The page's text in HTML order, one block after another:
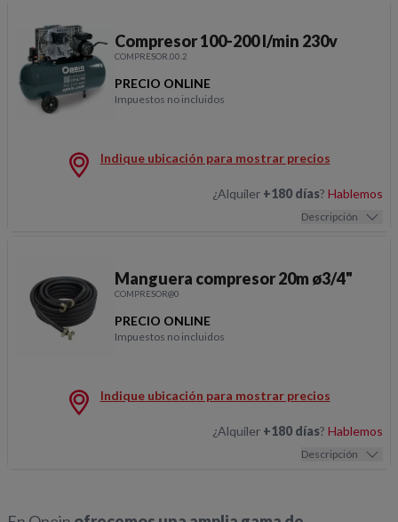
Compresor 100-200 l/min 230v
COMPRESOR.00.2
PRECIO ONLINE
Impuestos no incluidos
Indique ubicación para mostrar precios
¿Alquiler +180 días? Hablemos
Descripción
Manguera compresor 20m ø3/4"
COMPRESOR@0
PRECIO ONLINE
Impuestos no incluidos
Indique ubicación para mostrar precios
¿Alquiler +180 días? Hablemos
Descripción